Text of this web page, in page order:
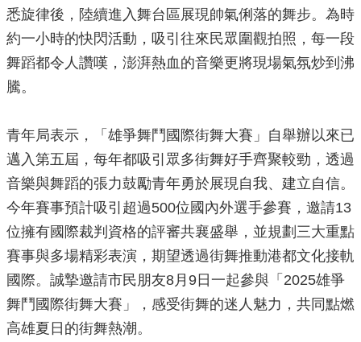
雙
語
詞
彙
Instagram
Line
隱
私
權
安
全
政
策
悉旋律後，陸續進入舞台區展現帥氣俐落的舞步。為時
約一小時的快閃活動，吸引往來民眾圍觀拍照，每一段
舞蹈都令人讚嘆，澎湃熱血的音樂更將現場氣氛炒到沸
騰。
青年局表示，「雄爭舞鬥國際街舞大賽」自舉辦以來已
邁入第五屆，每年都吸引眾多街舞好手齊聚較勁，透過
音樂與舞蹈的張力鼓勵青年勇於展現自我、建立自信。
今年賽事預計吸引超過500位國內外選手參賽，邀請13
位擁有國際裁判資格的評審共襄盛舉，並規劃三大重點
賽事與多場精彩表演，期望透過街舞推動港都文化接軌
國際。誠摯邀請市民朋友8月9日一起參與「2025雄爭
舞鬥國際街舞大賽」，感受街舞的迷人魅力，共同點燃
高雄夏日的街舞熱潮。